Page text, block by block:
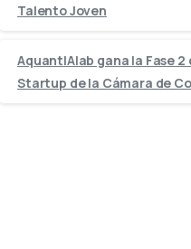
Talento Joven
AquantIAlab gana la Fase
Startup de la Cámara de